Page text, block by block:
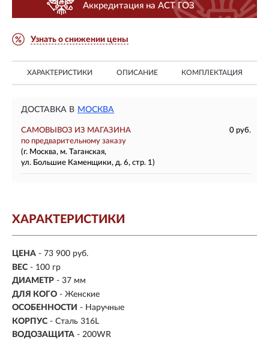
Аккредитация на АСТ ГОЗ
Узнать о снижении цены
ХАРАКТЕРИСТИКИ ОПИСАНИЕ КОМПЛЕКТАЦИЯ
ДОСТАВКА В МОСКВА
САМОВЫВОЗ ИЗ МАГАЗИНА
0 руб.
по предварительному заказу
(г. Москва, м. Таганская,
ул. Большие Каменщики, д. 6, стр. 1)
ХАРАКТЕРИСТИКИ
ЦЕНА - 73 900 руб.
ВЕС - 100 гр
ДИАМЕТР - 37 мм
ДЛЯ КОГО - Женские
ОСОБЕННОСТИ - Наручные
КОРПУС - Сталь 316L
ВОДОЗАЩИТА - 200WR